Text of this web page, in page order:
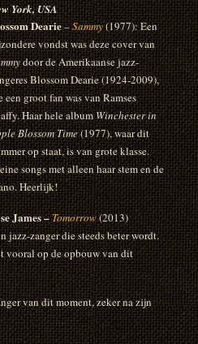
York, USA
Dearie–Sammy(1977): Een
vondst was deze cover van
door de Amerikaanse jazz-
Blossom Dearie (1924-2009),
een groot fan was van Ramses
Haar hele albumWinchester in
Blossom Time(1977), waar dit
op staat, is van grote klasse.
songs met alleen haar stem en de
Heerlijk!
James –Tomorrow(2013)
jazz-zanger die steeds beter wordt.
vooral op de opbouw van dit
van dit moment, zeker na zijn